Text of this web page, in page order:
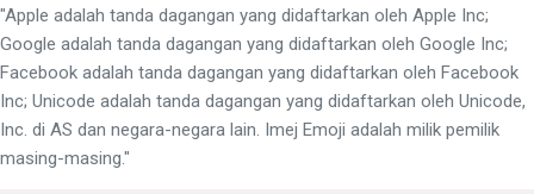
"Apple adalah tanda dagangan yang didaftarkan oleh Apple Inc;
Google adalah tanda dagangan yang didaftarkan oleh Google Inc;
Facebook adalah tanda dagangan yang didaftarkan oleh Facebook
Inc; Unicode adalah tanda dagangan yang didaftarkan oleh Unicode,
Inc. di AS dan negara-negara lain. Imej Emoji adalah milik pemilik
masing-masing."